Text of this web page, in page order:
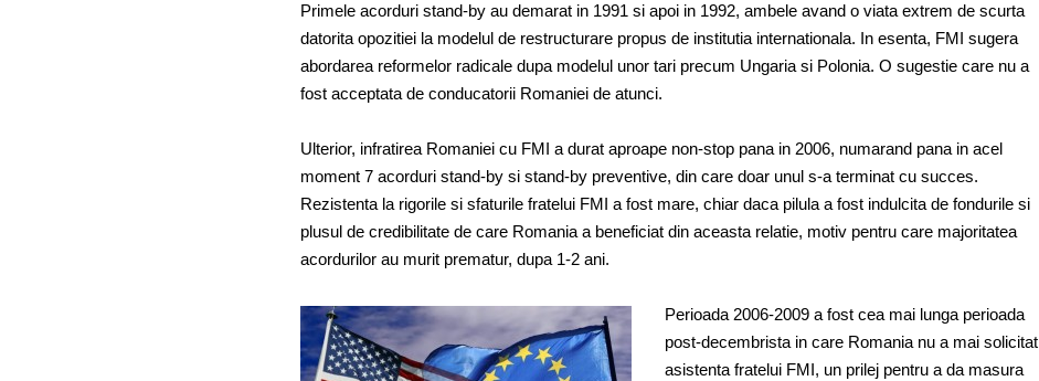
Primele acorduri stand-by au demarat in 1991 si apoi in 1992, ambele avand o viata extrem de scurta
datorita opozitiei la modelul de restructurare propus de institutia internationala. In esenta, FMI sugera
abordarea reformelor radicale dupa modelul unor tari precum Ungaria si Polonia. O sugestie care nu a
fost acceptata de conducatorii Romaniei de atunci.
Ulterior, infratirea Romaniei cu FMI a durat aproape non-stop pana in 2006, numarand pana in acel
moment 7 acorduri stand-by si stand-by preventive, din care doar unul s-a terminat cu succes.
Rezistenta la rigorile si sfaturile fratelui FMI a fost mare, chiar daca pilula a fost indulcita de fondurile si
plusul de credibilitate de care Romania a beneficiat din aceasta relatie, motiv pentru care majoritatea
acordurilor au murit prematur, dupa 1-2 ani.
Perioada 2006-2009 a fost cea mai lunga perioada
post-decembrista in care Romania nu a mai solicitat
asistenta fratelui FMI, un prilej pentru a da masura